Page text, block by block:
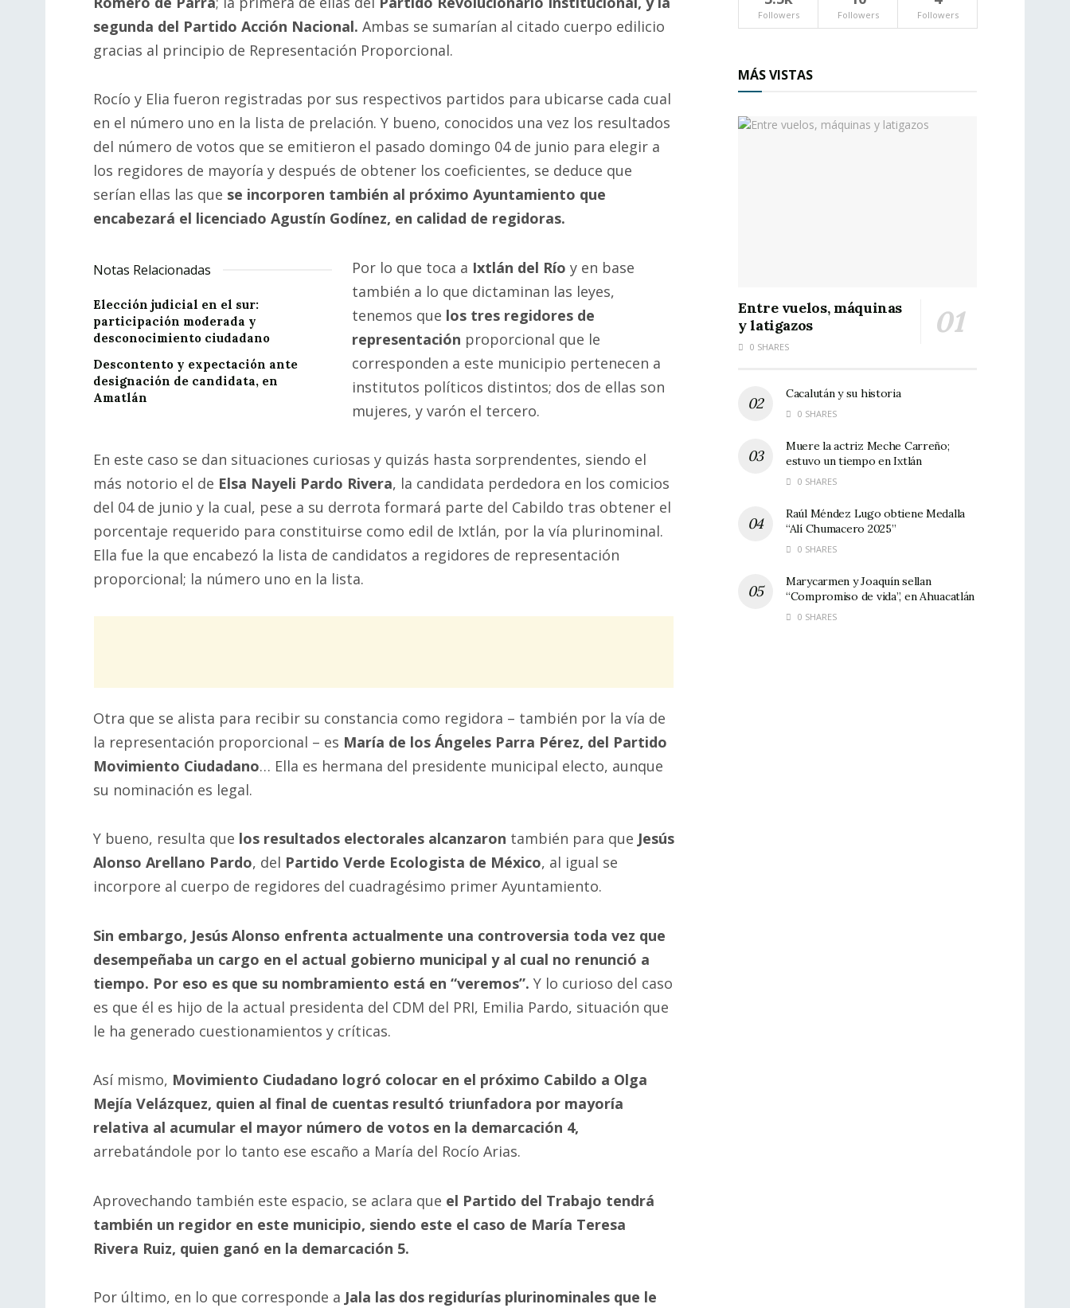
segunda del Partido Acción Nacional. Ambas se sumarían al citado cuerpo edilicio
gracias al principio de Representación Proporcional.
Rocío y Elia fueron registradas por sus respectivos partidos para ubicarse cada cual
en el número uno en la lista de prelación. Y bueno, conocidos una vez los resultados
del número de votos que se emitieron el pasado domingo 04 de junio para elegir a
los regidores de mayoría y después de obtener los coeficientes, se deduce que
serían ellas las que se incorporen también al próximo Ayuntamiento que
encabezará el licenciado Agustín Godínez, en calidad de regidoras.
Notas Relacionadas
Elección judicial en el sur:
participación moderada y
desconocimiento ciudadano
Descontento y expectación ante
designación de candidata, en
Amatlán
Por lo que toca a Ixtlán del Río y en base
también a lo que dictaminan las leyes,
tenemos que los tres regidores de
representación proporcional que le
corresponden a este municipio pertenecen a
institutos políticos distintos; dos de ellas son
mujeres, y varón el tercero.
En este caso se dan situaciones curiosas y quizás hasta sorprendentes, siendo el
más notorio el de Elsa Nayeli Pardo Rivera, la candidata perdedora en los comicios
del 04 de junio y la cual, pese a su derrota formará parte del Cabildo tras obtener el
porcentaje requerido para constituirse como edil de Ixtlán, por la vía plurinominal.
Ella fue la que encabezó la lista de candidatos a regidores de representación
proporcional; la número uno en la lista.
Otra que se alista para recibir su constancia como regidora – también por la vía de
la representación proporcional – es María de los Ángeles Parra Pérez, del Partido
Movimiento Ciudadano… Ella es hermana del presidente municipal electo, aunque
su nominación es legal.
Y bueno, resulta que los resultados electorales alcanzaron también para que Jesús
Alonso Arellano Pardo, del Partido Verde Ecologista de México, al igual se
incorpore al cuerpo de regidores del cuadragésimo primer Ayuntamiento.
Sin embargo, Jesús Alonso enfrenta actualmente una controversia toda vez que
desempeñaba un cargo en el actual gobierno municipal y al cual no renunció a
tiempo. Por eso es que su nombramiento está en “veremos”. Y lo curioso del caso
es que él es hijo de la actual presidenta del CDM del PRI, Emilia Pardo, situación que
le ha generado cuestionamientos y críticas.
Así mismo, Movimiento Ciudadano logró colocar en el próximo Cabildo a Olga
Mejía Velázquez, quien al final de cuentas resultó triunfadora por mayoría
relativa al acumular el mayor número de votos en la demarcación 4,
arrebatándole por lo tanto ese escaño a María del Rocío Arias.
Aprovechando también este espacio, se aclara que el Partido del Trabajo tendrá
también un regidor en este municipio, siendo este el caso de María Teresa
Rivera Ruiz, quien ganó en la demarcación 5.
Por último, en lo que corresponde a Jala las dos regidurías plurinominales que le
Followers Followers Followers
MÁS VISTAS
Entre vuelos, máquinas
y latigazos
0 SHARES
Cacalután y su historia
0 SHARES
Muere la actriz Meche Carreño;
estuvo un tiempo en Ixtlán
0 SHARES
Raúl Méndez Lugo obtiene Medalla
“Alí Chumacero 2025”
0 SHARES
Marycarmen y Joaquín sellan
“Compromiso de vida”, en Ahuacatlán
0 SHARES